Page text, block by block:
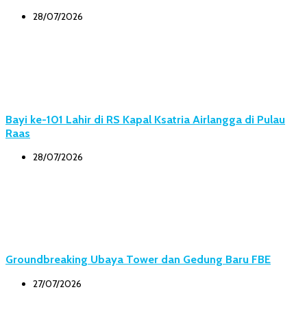
28/07/2026
Bayi ke-101 Lahir di RS Kapal Ksatria Airlangga di Pulau
Raas
28/07/2026
Groundbreaking Ubaya Tower dan Gedung Baru FBE
27/07/2026